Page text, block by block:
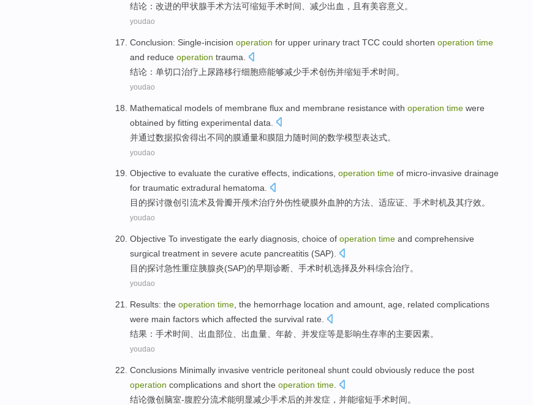
结论 ： 改进的甲状腺手术方法可缩短手术时间 减少出血 ， 且 有美容意义 。
youdao
Conclusion: Single-incision operation for upper urinary tract TCC could shorten operation time
and reduce operation trauma
结论 ：单切口治疗 上 尿路移行细胞癌能够减少手术创伤并缩短手术时间。
youdao
Mathematical models of membrane flux and membrane resistance with operation time were
obtained by fitting experimental data
并通过数据拟舍得出不同的膜通量和膜阻力随时间的数学模型表达式。
youdao
Objective to evaluate the curative effects, indications, operation time of micro-invasive drainage
for traumatic extradural hematoma.
目的探讨微创 引流术及骨瓣开颅术治疗外伤性硬膜外血肿的方法、 适应证、 手术时机及其疗效。
youdao
Objective To investigate the early diagnosis choice of operation time and comprehensive
surgical treatment in severe acute pancreatitis (SAP).
目的探讨急性重症胰腺炎(SAP)的早期诊断 手术时机选择及外科综合治疗。
youdao
Results: the operation time the hemorrhage location and amount, age
related complications
were main factors which affected the survival rate
结果 ： 手术时间 出血部位 、出血量、 年龄 并发症等是影响生存率的主要因素。
youdao
Conclusions Minimally invasive ventricle peritoneal shunt could obviously reduce the post
operation complications and short the operation time
结论微创 脑室-腹腔分流术能明显减少手术后的并发症 ， 并能缩短手术时间。